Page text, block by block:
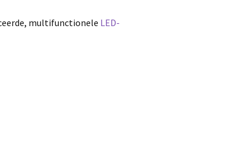
multifunctionele LED-